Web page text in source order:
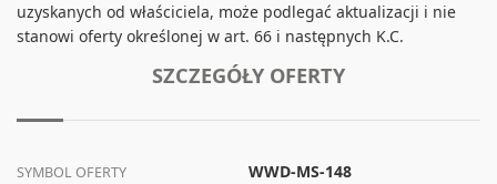
uzyskanych od właściciela, może podlegać aktualizacji i nie
stanowi oferty określonej w art. 66 i następnych K.C.
SZCZEGÓŁY OFERTY
SYMBOL OFERTY WWD-MS-148